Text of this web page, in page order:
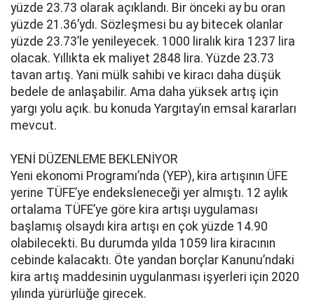
yüzde 23.73 olarak açıklandı. Bir önceki ay bu oran
yüzde 21.36’ydı. Sözleşmesi bu ay bitecek olanlar
yüzde 23.73’le yenileyecek. 1000 liralık kira 1237 lira
olacak. Yıllıkta ek maliyet 2848 lira. Yüzde 23.73
tavan artış. Yani mülk sahibi ve kiracı daha düşük
bedele de anlaşabilir. Ama daha yüksek artış için
yargı yolu açık. bu konuda Yargıtay’ın emsal kararları
mevcut.
YENİ DÜZENLEME BEKLENİYOR
Yeni ekonomi Programı’nda (YEP), kira artışının ÜFE
yerine TÜFE’ye endeksleneceği yer almıştı. 12 aylık
ortalama TÜFE’ye göre kira artışı uygulaması
başlamış olsaydı kira artışı en çok yüzde 14.90
olabilecekti. Bu durumda yılda 1059 lira kiracının
cebinde kalacaktı. Öte yandan borçlar Kanunu’ndaki
kira artış maddesinin uygulanması işyerleri için 2020
yılında yürürlüğe girecek.